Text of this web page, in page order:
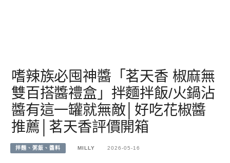
嗜辣族必囤神醬「茗天香 椒麻無
雙百搭醬禮盒」拌麵拌飯/火鍋沾
醬有這一罐就無敵│好吃花椒醬
推薦│茗天香評價開箱
拌麵、粥飯、醬料 MILLY 2026-05-16